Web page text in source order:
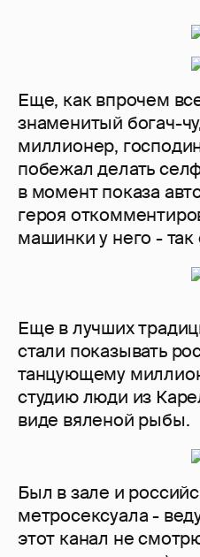
Еще, как впрочем
знаменитый богач-
миллионер,
побежал делать
в момент показа
героя
машинки у него - так
Еще в лучших
стали показывать
танцующему
студию люди из
виде вяленой рыбы.
Был в зале и
метросексуала -
этот канал не